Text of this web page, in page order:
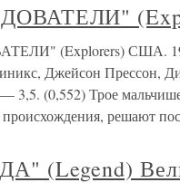
(Explorers) США.
Джейсон
(0,552) Трое
происхождения, решают
(Legend)